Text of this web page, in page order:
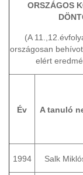
ORSZÁGOS
(A
országosan
elért
Év A tanuló
1994 Salk